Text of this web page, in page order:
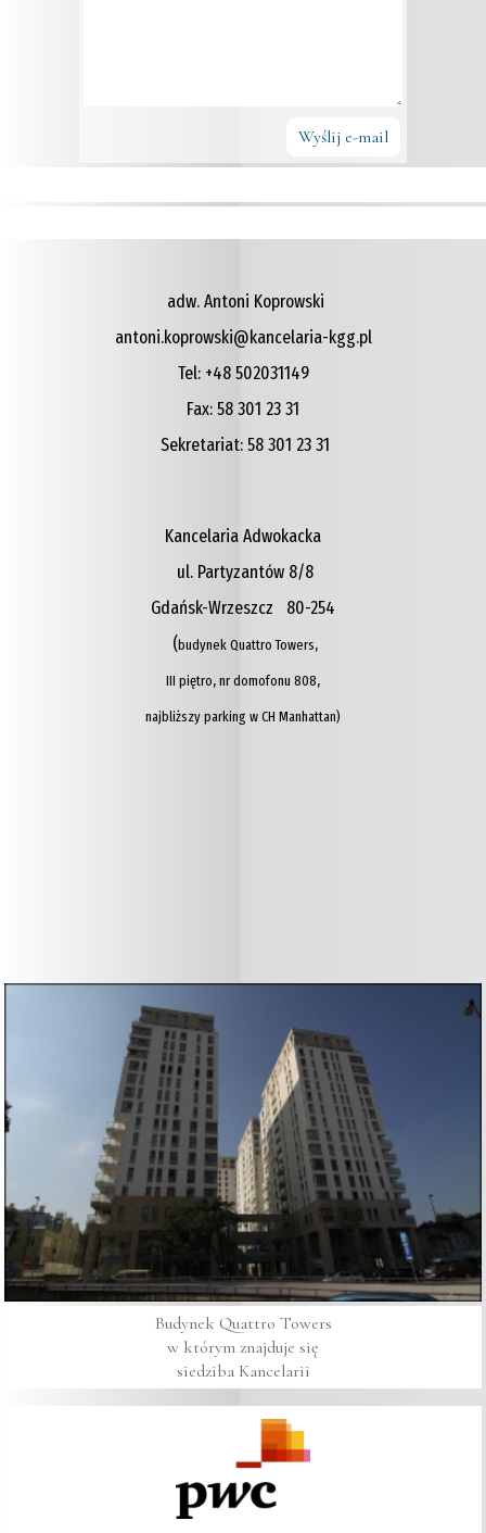
Wyślij e-mail
adw. Antoni Koprowski
antoni.koprowski@kancelaria-kgg.pl
Tel:+48 502031149
Fax:58 301 23 31
Sekretariat:58 301 23 31
Kancelaria Adwokacka
ul. Partyzantów 8/8
Gdańsk-Wrzeszcz 80-254
(budynek Quattro Towers,
III piętro,nr domofonu 808,
najbliższy parking w CH Manhattan)
Budynek Quattro Towers
siedziba Kancelarii